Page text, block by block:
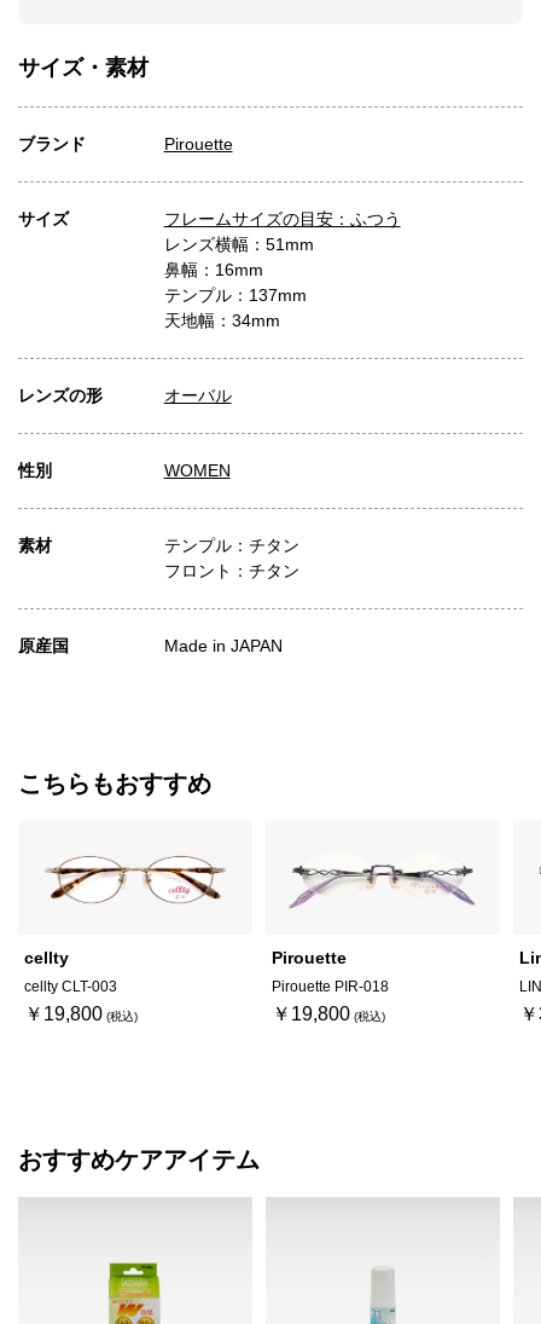
サイズ・素材
ブランド Pirouette
サイズ
フレームサイズの目安：ふつう
レンズ横幅：51mm
鼻幅：16mm
テンプル：137mm
天地幅：34mm
レンズの形 オーバル
性別 WOMEN
素材
テンプル：チタン
フロント：チタン
原産国 Made in JAPAN
こちらもおすすめ
cellty
cellty CLT-003
￥19,800
Pirouette
Pirouette PIR-018
￥19,800
おすすめケアアイテム